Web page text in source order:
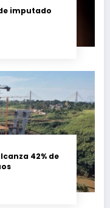
imputado
42% de